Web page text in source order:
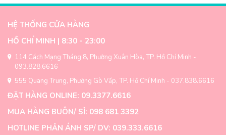
HỆ THỐNG CỬA HÀNG
HỒ CHÍ MINH | 8:30 - 23:00
114 Cách Mạng Tháng 8, Phường Xuân Hòa, TP. Hồ Chí Minh -
093.828.6616
555 Quang Trung, Phường Gò Vấp, TP. Hồ Chí Minh - 037.838.6616
ĐẶT HÀNG ONLINE: 09.3377.6616
MUA HÀNG BUÔN/ SỈ: 098 681 3392
HOTLINE PHẢN ÁNH SP/ DV: 039.333.6616